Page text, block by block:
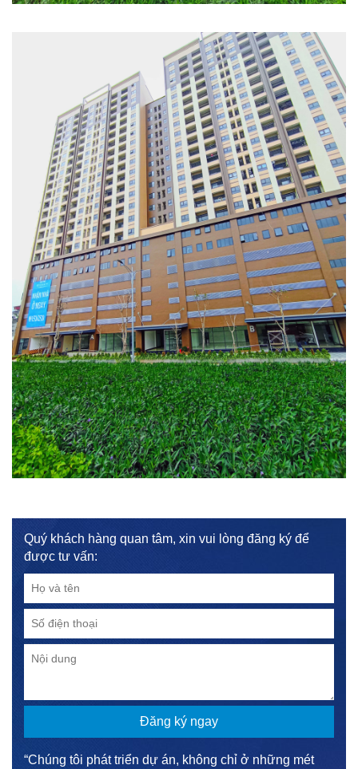
Quý khách hàng quan tâm, xin vui lòng đăng ký để
được tư vấn:
“Chúng tôi phát triển dự án, không chỉ ở những mét